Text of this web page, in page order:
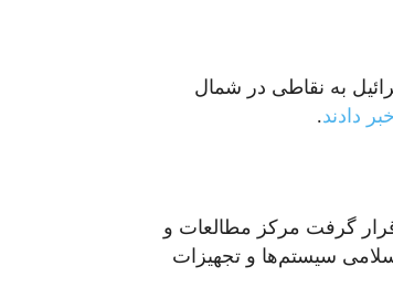
(۲۱ اسفند) از حمله اسرائیل به نقاطی در شمال
خبر دادند.
گرفت مرکز مطالعات و
سیستم‌ها و تجهیزات